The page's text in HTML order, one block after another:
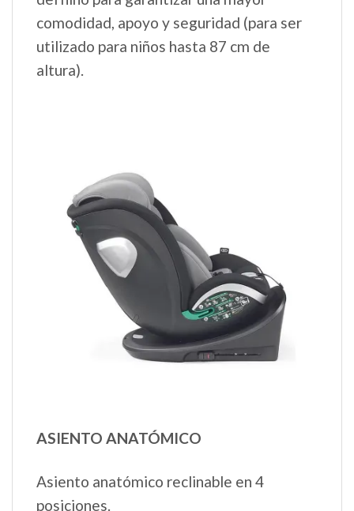
comodidad, apoyo y seguridad (para ser
utilizado para niños hasta 87 cm de
altura).
ASIENTO ANATÓMICO
Asiento anatómico reclinable en 4
posiciones.